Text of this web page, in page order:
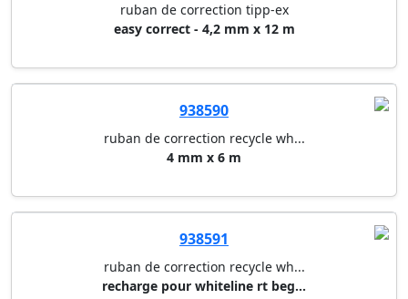
ruban de correction tipp-ex
easy correct - 4,2 mm x 12 m
938590
ruban de correction recycle wh...
4 mm x 6 m
938591
ruban de correction recycle wh...
recharge pour whiteline rt beg...